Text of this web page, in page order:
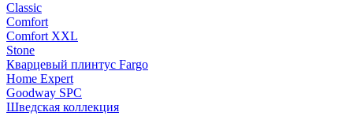
Classic
Comfort
Comfort XXL
Stone
Кварцевый плинтус Fargo
Home Expert
Goodway SPC
Шведская коллекция